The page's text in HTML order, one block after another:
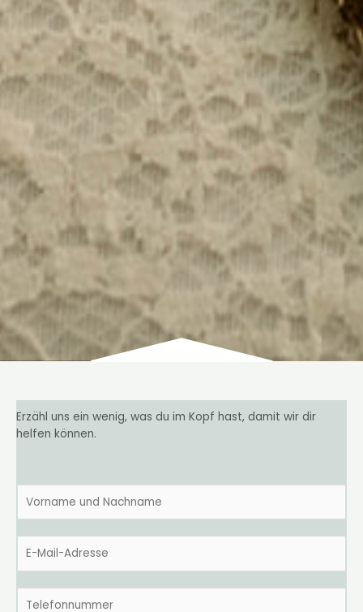
Erzähl uns ein wenig, was du im Kopf hast, damit wir dir
helfen können.